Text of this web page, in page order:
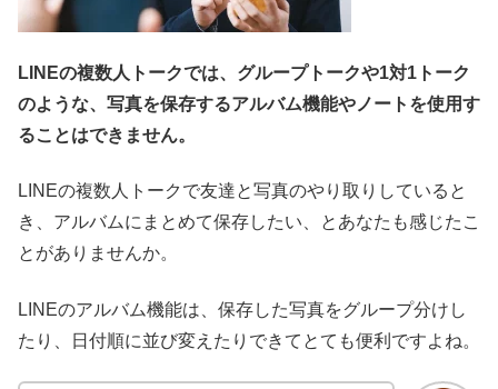
LINEの複数人トークでは、グループトークや1対1トーク
のような、写真を保存するアルバム機能やノートを使用す
ることはできません。
LINEの複数人トークで友達と写真のやり取りしていると
き、アルバムにまとめて保存したい、とあなたも感じたこ
とがありませんか。
LINEのアルバム機能は、保存した写真をグループ分けし
たり、日付順に並び変えたりできてとても便利ですよね。